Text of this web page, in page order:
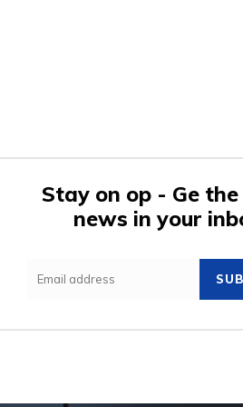
Stay on op - Ge
news in your